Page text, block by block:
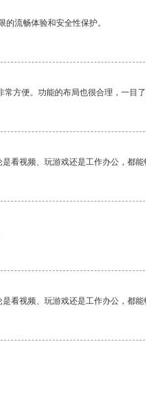
流畅体验和安全性保护。
方便。功能的布局也很合理，一目了
看视频、玩游戏还是工作办公，都能
看视频、玩游戏还是工作办公，都